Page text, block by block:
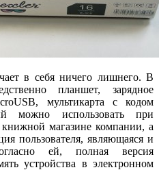
в себя ничего лишнего. В
планшет, зарядное
мультикарта с кодом
можно использовать при
магазине компании, а
пользователя, являющаяся и
ей, полная версия
устройства в электронном